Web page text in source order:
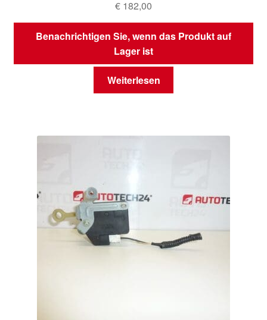
€ 182,00
Benachrichtigen Sie, wenn das Produkt auf
Lager ist
Weiterlesen